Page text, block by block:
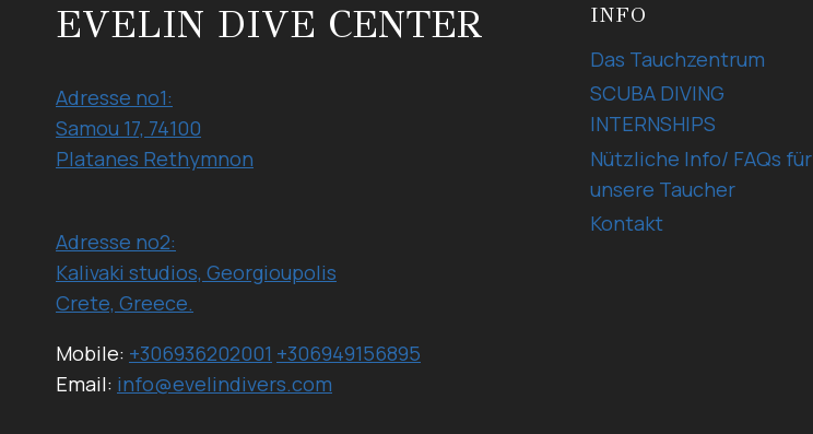
EVELIN DIVE CENTER
Adresse no1:
Samou 17, 74100
Platanes Rethymnon
Adresse no2:
Kalivaki studios, Georgioupolis
Crete, Greece.
Mobile: +306936202001 +306949156895
Email: info@evelindivers.com
INFO
Das Tauchzentrum
SCUBA DIVING
INTERNSHIPS
Nützliche Info/ FAQs für
unsere Taucher
Kontakt